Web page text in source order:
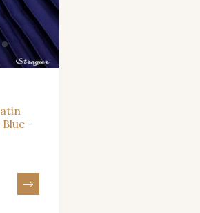
-